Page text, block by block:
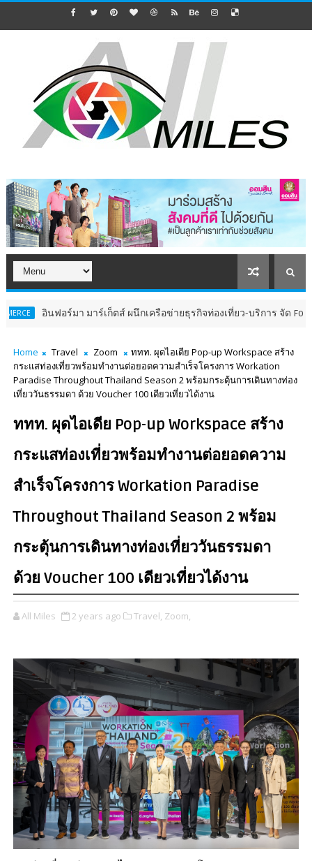
มาร์เก็ตส์ ผนึกเครือข่ายธุรกิจท่องเที่ยว-บริการ จัด Food & Hospitality
Home Travel Zoom
ททท. ผุดไอเดีย Pop-up Workspace สร้าง
กระแสท่องเที่ยวพร้อมทำงานต่อยอดความสำเร็จโครงการ Workation
Paradise Throughout Thailand Season 2 พร้อมกระตุ้นการเดินทางท่อง
เที่ยววันธรรมดา ด้วย Voucher 100 เดียวเที่ยวได้งาน
ททท. ผุดไอเดีย Pop-up Workspace สร้าง
กระแสท่องเที่ยวพร้อมทำงานต่อยอดความ
สำเร็จโครงการ Workation Paradise
Throughout Thailand Season 2 พร้อม
กระตุ้นการเดินทางท่องเที่ยววันธรรมดา
ด้วย Voucher 100 เดียวเที่ยวได้งาน
All Miles 2 years ago Travel, Zoom,